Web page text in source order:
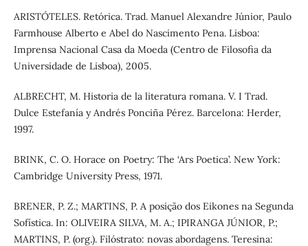
ARISTÓTELES. Retórica. Trad. Manuel Alexandre Júnior, Paulo
Farmhouse Alberto e Abel do Nascimento Pena. Lisboa:
Imprensa Nacional Casa da Moeda (Centro de Filosofia da
Universidade de Lisboa), 2005.
ALBRECHT, M. Historia de la literatura romana. V. I Trad.
Dulce Estefanía y Andrés Ponciña Pérez. Barcelona: Herder,
1997.
BRINK, C. O. Horace on Poetry: The ‘Ars Poetica’. New York:
Cambridge University Press, 1971.
BRENER, P. Z.; MARTINS, P. A posição dos Eikones na Segunda
Sofística. In: OLIVEIRA SILVA, M. A.; IPIRANGA JÚNIOR, P.;
MARTINS, P. (org.). Filóstrato: novas abordagens. Teresina: